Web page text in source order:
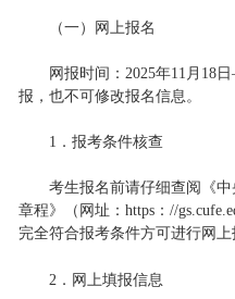
（一）网上报名
网报时间：2025年11月18
报，也不可修改报名信息。
1．报考条件核查
考生报名前请仔细查阅《
章程》（网址：https：//
完全符合报考条件方可进行网上
2．网上填报信息